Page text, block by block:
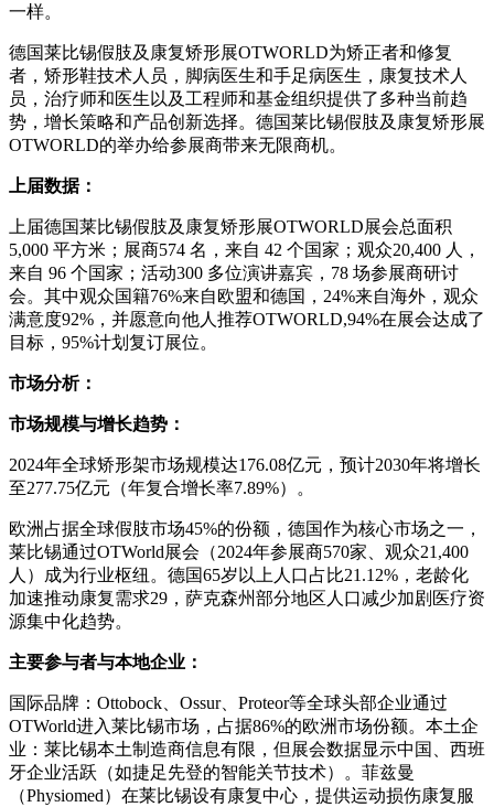
一样。
德国莱比锡假肢及康复矫形展OTWORLD为矫正者和修复
者，矫形鞋技术人员，脚病医生和手足病医生，康复技术人
员，治疗师和医生以及工程师和基金组织提供了多种当前趋
势，增长策略和产品创新选择。德国莱比锡假肢及康复矫形展
OTWORLD的举办给参展商带来无限商机。
上届数据：
上届德国莱比锡假肢及康复矫形展OTWORLD展会总面积
5,000 平方米；展商574 名，来自 42 个国家；观众20,400 人，
来自 96 个国家；活动300 多位演讲嘉宾，78 场参展商研讨
会。其中观众国籍76%来自欧盟和德国，24%来自海外，观众
满意度92%，并愿意向他人推荐OTWORLD,94%在展会达成了
目标，95%计划复订展位。
市场分析：
市场规模与增长趋势：
2024年全球矫形架市场规模达176.08亿元，预计2030年将增长
至277.75亿元（年复合增长率7.89%）。
欧洲占据全球假肢市场45%的份额，德国作为核心市场之一，
莱比锡通过OTWorld展会（2024年参展商570家、观众21,400
人）成为行业枢纽。德国65岁以上人口占比21.12%，老龄化
加速推动康复需求29，萨克森州部分地区人口减少加剧医疗资
源集中化趋势。
主要参与者与本地企业：
‌国际品牌‌：Ottobock、Ossur、Proteor等全球头部企业通过
OTWorld进入莱比锡市场，占据86%的欧洲市场份额。‌本土企
业‌：莱比锡本土制造商信息有限，但展会数据显示中国、西班
牙企业活跃（如捷足先登的智能关节技术）。菲兹曼
（Physiomed）在莱比锡设有康复中心，提供运动损伤康复服